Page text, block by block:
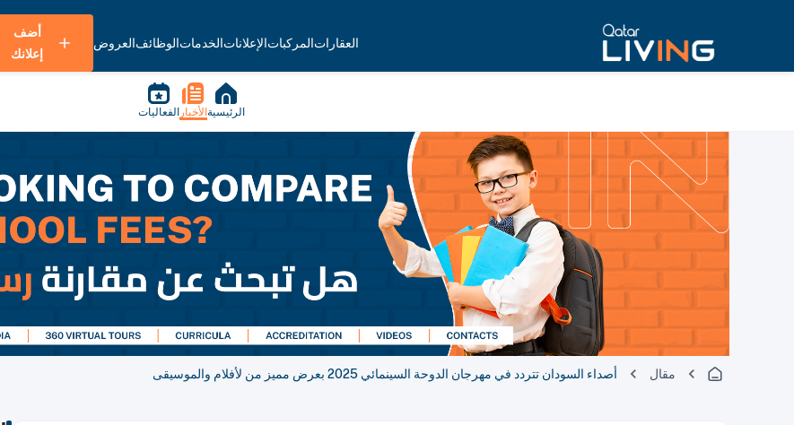
العقاراتالمركباتالإعلاناتالخدماتالوظائفالعروض
أضف
إعلانك
الرئيسية الأخبار الفعاليات
مقال أصداء السودان تتردد في مهرجان الدوحة السينمائي 2025 بعرض مميز من لأفلام والموسيقى